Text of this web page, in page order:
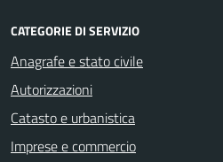
CATEGORIE DI SERVIZIO
Anagrafe e stato civile
Autorizzazioni
Catasto e urbanistica
Imprese e commercio